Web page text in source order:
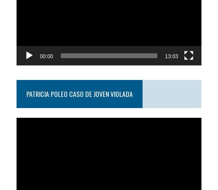
00:00 13:03
PATRICIA POLEO CASO DE JOVEN VIOLADA